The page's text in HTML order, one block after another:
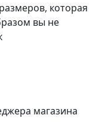
которая
вы не
магазина